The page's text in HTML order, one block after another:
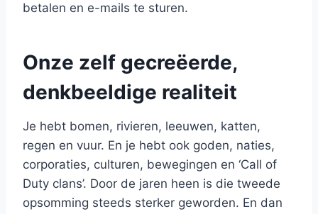
betalen en e-mails te sturen.
Onze zelf gecreëerde,
denkbeeldige realiteit
Je hebt bomen, rivieren, leeuwen, katten,
regen en vuur. En je hebt ook goden, naties,
corporaties, culturen, bewegingen en ‘Call of
Duty clans’. Door de jaren heen is die tweede
opsomming steeds sterker geworden. En dan